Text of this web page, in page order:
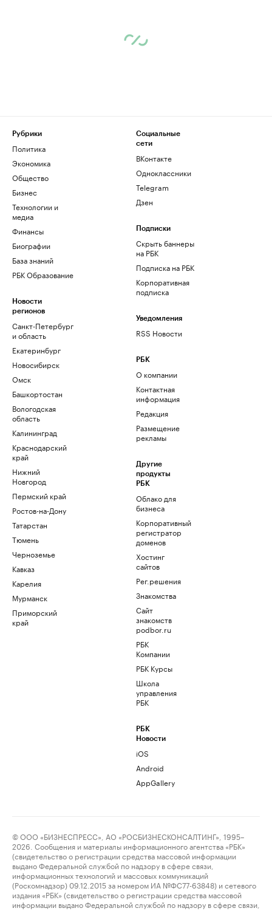
Рубрики
Политика
Экономика
Общество
Бизнес
Технологии и
медиа
Финансы
Биографии
База знаний
РБК Образование
Новости
регионов
Санкт-Петербург
и область
Екатеринбург
Новосибирск
Омск
Башкортостан
Вологодская
область
Калининград
Краснодарский
край
Нижний
Новгород
Пермский край
Ростов-на-Дону
Татарстан
Тюмень
Черноземье
Кавказ
Карелия
Мурманск
Приморский
край
Социальные
сети
ВКонтакте
Одноклассники
Telegram
Дзен
Подписки
Скрыть баннеры
на РБК
Подписка на РБК
Корпоративная
подписка
Уведомления
RSS Новости
РБК
О компании
Контактная
информация
Редакция
Размещение
рекламы
Другие
продукты
РБК
Облако для
бизнеса
Корпоративный
регистратор
доменов
Хостинг
сайтов
Рег.решения
Знакомства
Сайт
знакомств
podbor.ru
РБК
Компании
РБК Курсы
Школа
управления
РБК
РБК
Новости
iOS
Android
AppGallery
© ООО «БИЗНЕСПРЕСС», АО «РОСБИЗНЕСКОНСАЛТИНГ», 1995–
2026. Сообщения и материалы информационного агентства «РБК»
(свидетельство о регистрации средства массовой информации
выдано Федеральной службой по надзору в сфере связи,
информационных технологий и массовых коммуникаций
(Роскомнадзор) 09.12.2015 за номером ИА №ФС77-63848) и сетевого
издания «РБК» (свидетельство о регистрации средства массовой
информации выдано Федеральной службой по надзору в сфере связи,